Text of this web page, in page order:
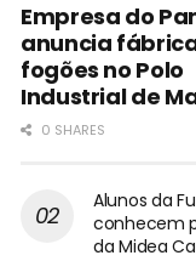
Empresa do
anuncia
fogões no Polo
Industrial de
0 SHARES
Alunos da
conhecem
da Midea